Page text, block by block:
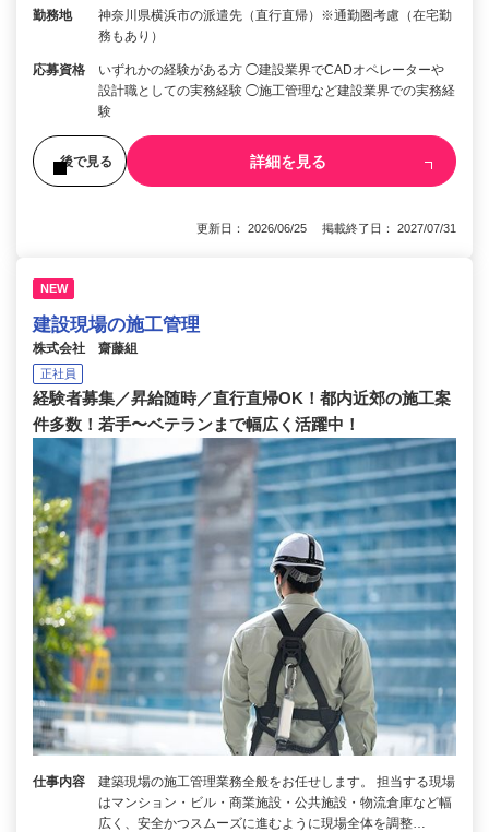
勤務地
神奈川県横浜市の派遣先（直行直帰）※通勤圏考慮（在宅勤
務もあり）
応募資格
いずれかの経験がある方 ◯建設業界でCADオペレーターや
設計職としての実務経験 ◯施工管理など建設業界での実務経
験
後で見る 詳細を見る
更新日： 2026/06/25 掲載終了日： 2027/07/31
NEW
建設現場の施工管理
株式会社 齋藤組
正社員
経験者募集／昇給随時／直行直帰OK！都内近郊の施工案
件多数！若手〜ベテランまで幅広く活躍中！
仕事内容
建築現場の施工管理業務全般をお任せします。 担当する現場
はマンション・ビル・商業施設・公共施設・物流倉庫など幅
広く、安全かつスムーズに進むように現場全体を調整…